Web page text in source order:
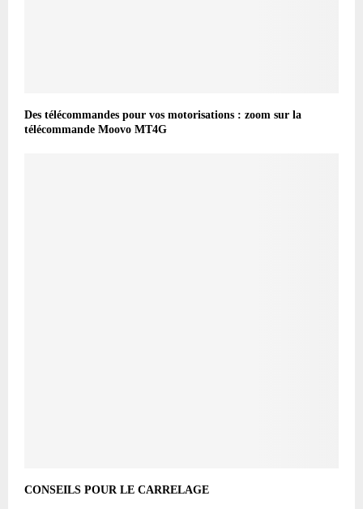
Des télécommandes pour vos motorisations : zoom sur la
télécommande Moovo MT4G
CONSEILS POUR LE CARRELAGE